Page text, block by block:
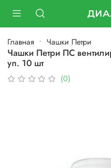
Главная Чашки Петри
Чашки Петри ПС
уп. 10 шт
(0)